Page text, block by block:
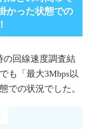
かった状態での
の回線速度調査結
も「最大3Mbps以
での状況でした。